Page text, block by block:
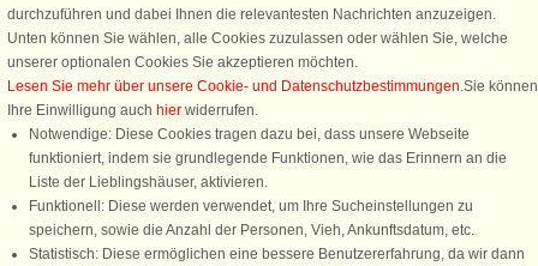
Urlaubstipps!
Newsletter abonnieren
durchzuführen und dabei Ihnen die relevantesten Nachrichten anzuzeigen.
Unten können Sie wählen, alle Cookies zuzulassen oder wählen Sie, welche
unserer optionalen Cookies Sie akzeptieren möchten.
Lesen Sie mehr über unsere Cookie- und Datenschutzbestimmungen.Sie können
Ihre Einwilligung auch hier widerrufen.
Notwendige: Diese Cookies tragen dazu bei, dass unsere Webseite
funktioniert, indem sie grundlegende Funktionen, wie das Erinnern an die
Liste der Lieblingshäuser, aktivieren.
Funktionell: Diese werden verwendet, um Ihre Sucheinstellungen zu
speichern, sowie die Anzahl der Personen, Vieh, Ankunftsdatum, etc.
Statistisch: Diese ermöglichen eine bessere Benutzererfahrung, da wir dann